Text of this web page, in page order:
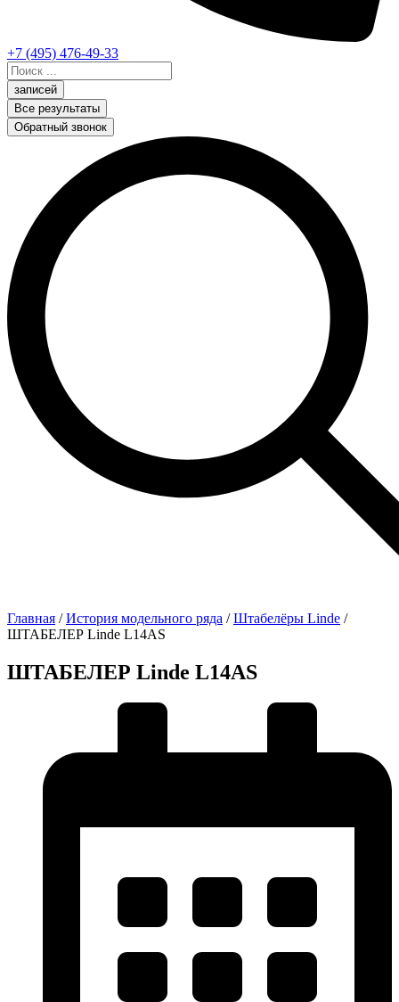
+7 (495) 476-49-33
Search
...записей
Все результаты
Обратный звонок
Главная /История модельного ряда /Штабелёры Linde /
ШТАБЕЛЕР Linde L14AS
ШТАБЕЛЕР Linde L14AS